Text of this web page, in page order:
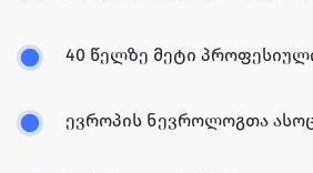
40 წელზე მეტი
ევროპის ნევროლოგთა